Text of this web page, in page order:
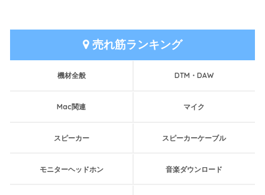
売れ筋ランキング
機材全般 DTM・DAW
Mac関連 マイク
スピーカー スピーカーケーブル
モニターヘッドホン 音楽ダウンロード